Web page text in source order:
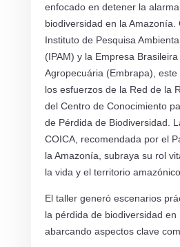
enfocado en detener la
biodiversidad en la Amazonía.
Instituto de Pesquisa
(IPAM) y la Empresa
Agropecuária (Embrapa),
los esfuerzos de la Red de la
del Centro de Conocimiento
de Pérdida de Biodiversidad.
COICA, recomendada por el
la Amazonía, subraya su rol
la vida y el territorio
El taller generó escenarios
la pérdida de biodiversidad en
abarcando aspectos clave